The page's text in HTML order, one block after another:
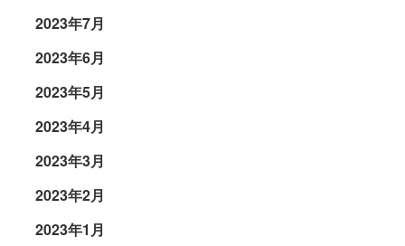
2023年7月
2023年6月
2023年5月
2023年4月
2023年3月
2023年2月
2023年1月